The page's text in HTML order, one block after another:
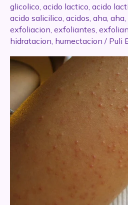
glicolico, acido lactico, acido
acido salicilico, acidos, aha, aha,
exfoliacion, exfoliantes,
hidratacion, humectacion / Puli